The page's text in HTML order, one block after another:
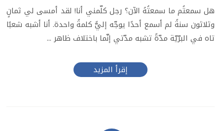
هل سمعتُم ما سمعتُهُ الآن؟ رجل كلّمني أنا! لقد أمسى لي ثمانٍ
وثلاثون سنةً لم أسمع أحدًا يوجّه إليًّ كلمةً واحدة. أنا أشبه شعبًا
تاه في البرّيّة مدّةً تشبه مدّتي إنّما باختلاف ظاهر ...
إقرأ المزيد